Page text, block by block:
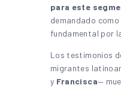
para este
demandado
fundamental por
Los testimonios
migrantes
y Francisca—